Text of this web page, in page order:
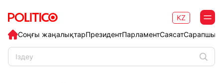
Соңғы жаңалықтарПрезидентПарламентСаясат
KZ